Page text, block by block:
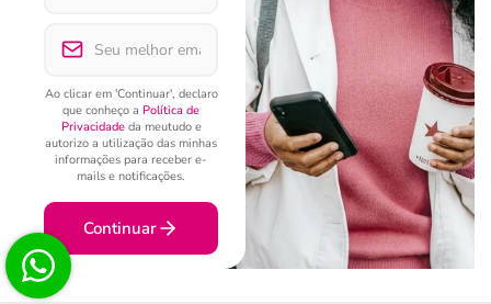
Ao clicar em 'Continuar', declaro
que conheço a Política de
Privacidadeda meutudo e
autorizo a utilização das minhas
informações para receber e-
mails e notificações.
Continuar